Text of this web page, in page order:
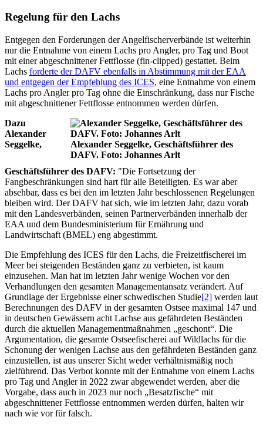
Regelung für den Lachs
Entgegen den Forderungen der Angelfischerverbände ist weiterhin
nur die Entnahme von einem Lachs pro Angler, pro Tag und Boot
mit einer abgeschnittener Fettflosse (fin-clipped) gestattet. Beim
Lachs forderte der DAFV ebenfalls in Abstimmung mit der EAA
und entgegen der Empfehlung des ICES, eine Entnahme von einem
Lachs pro Angler pro Tag ohne die Einschränkung, dass nur Fische
mit abgeschnittener Fettflosse entnommen werden dürfen.
Alexander Seggelke, Geschäftsführer des
DAFV. Foto: Johannes Arlt
Dazu
Alexander
Seggelke,
Geschäftsführer des DAFV: "Die Fortsetzung der
Fangbeschränkungen sind hart für alle Beteiligten. Es war aber
absehbar, dass es bei den im letzten Jahr beschlossenen Regelungen
bleiben wird. Der DAFV hat sich, wie im letzten Jahr, dazu vorab
mit den Landesverbänden, seinen Partnerverbänden innerhalb der
EAA und dem Bundesministerium für Ernährung und
Landwirtschaft (BMEL) eng abgestimmt.
Die Empfehlung des ICES für den Lachs, die Freizeitfischerei im
Meer bei steigenden Beständen ganz zu verbieten, ist kaum
einzusehen. Man hat im letzten Jahr wenige Wochen vor den
Verhandlungen den gesamten Managementansatz verändert. Auf
Grundlage der Ergebnisse einer schwedischen Studie[2] werden laut
Berechnungen des DAFV in der gesamten Ostsee maximal 147 und
in deutschen Gewässern acht Lachse aus gefährdeten Beständen
durch die aktuellen Managementmaßnahmen „geschont“. Die
Argumentation, die gesamte Ostseefischerei auf Wildlachs für die
Schonung der wenigen Lachse aus den gefährdeten Beständen ganz
einzustellen, ist aus unserer Sicht weder verhältnismäßig noch
zielführend. Das Verbot konnte mit der Entnahme von einem Lachs
pro Tag und Angler in 2022 zwar abgewendet werden, aber die
Vorgabe, dass auch in 2023 nur noch „Besatzfische“ mit
abgeschnittener Fettflosse entnommen werden dürfen, halten wir
nach wie vor für falsch.